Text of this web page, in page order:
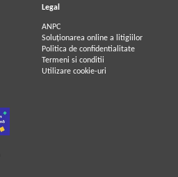
Legal
ANPC
Soluționarea online a litigiilor
Politica de confidentialitate
Termeni si conditii
Utilizare cookie-uri